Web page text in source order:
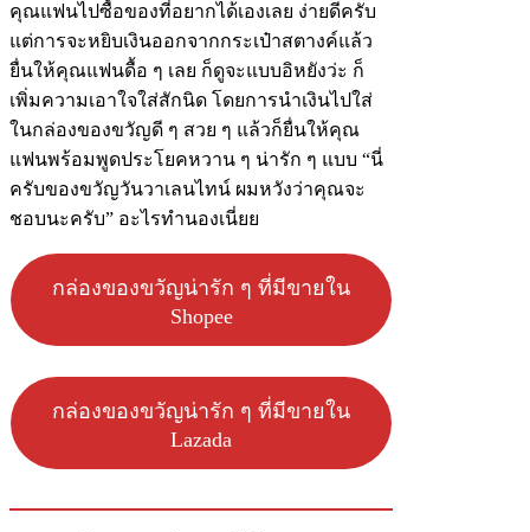
คุณแฟนไปซื้อของที่อยากได้เองเลย ง่ายดีครับ
แต่การจะหยิบเงินออกจากกระเป๋าสตางค์แล้ว
ยื่นให้คุณแฟนดื้อ ๆ เลย ก็ดูจะแบบอิหยังว่ะ ก็
เพิ่มความเอาใจใส่สักนิด โดยการนำเงินไปใส่
ในกล่องของขวัญดี ๆ สวย ๆ แล้วก็ยื่นให้คุณ
แฟนพร้อมพูดประโยคหวาน ๆ น่ารัก ๆ แบบ “นี่
ครับของขวัญวันวาเลนไทน์ ผมหวังว่าคุณจะ
ชอบนะครับ” อะไรทำนองเนี่ยย
กล่องของขวัญน่ารัก ๆ ที่มีขายใน
Shopee
กล่องของขวัญน่ารัก ๆ ที่มีขายใน
Lazada